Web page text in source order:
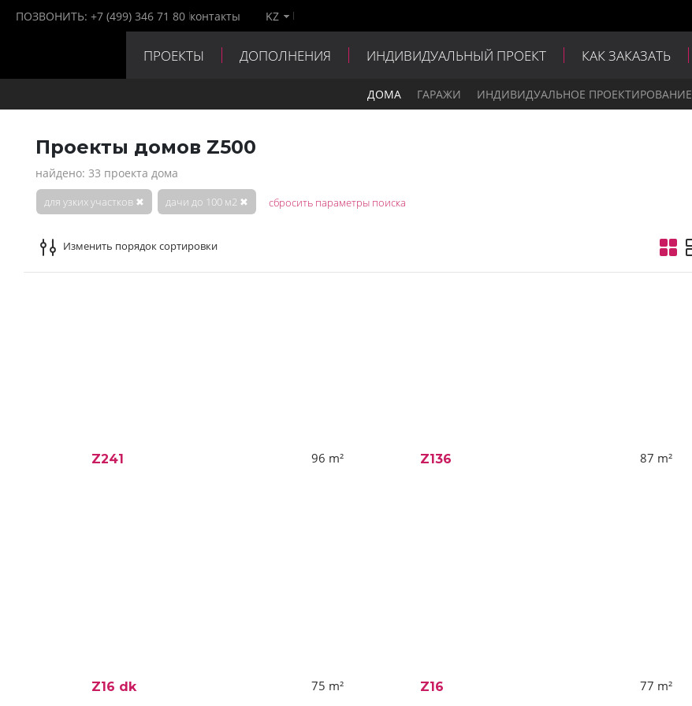
ПОЗВОНИТЬ: +7 (499) 346 71 80 контакты KZ
ПРОЕКТЫ ДОПОЛНЕНИЯ ИНДИВИДУАЛЬНЫЙ ПРОЕКТ КАК ЗАКАЗАТЬ
ДОМА ГАРАЖИ ИНДИВИДУАЛЬНОЕ ПРОЕКТИРОВАНИЕ
Проекты домов Z500
найдено: 33 проекта дома
для узких участков ✖ дачи до 100 м2 ✖ сбросить параметры поиска
Изменить порядок сортировки
Z241 96 m² Z136 87 m²
Z16 dk 75 m² Z16 77 m²